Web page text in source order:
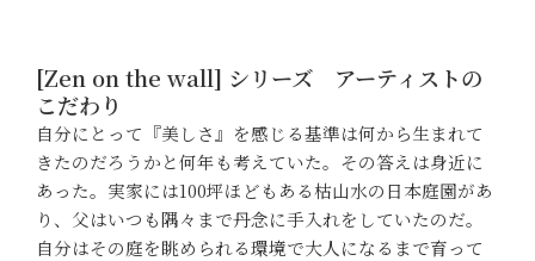
[Zen on the wall] シリーズ アーティストの
こだわり
自分にとって『美しさ』を感じる基準は何から生まれて
きたのだろうかと何年も考えていた。その答えは身近に
あった。実家には100坪ほどもある枯山水の日本庭園があ
り、父はいつも隅々まで丹念に手入れをしていたのだ。
自分はその庭を眺められる環境で大人になるまで育って